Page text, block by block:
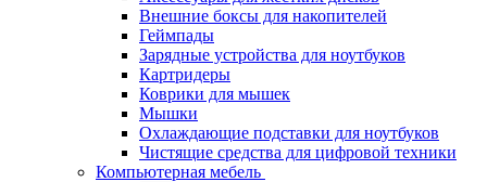
Внешние боксы для накопителей
Геймпады
Зарядные устройства для ноутбуков
Картридеры
Коврики для мышек
Мышки
Охлаждающие подставки для ноутбуков
Чистящие средства для цифровой техники
Компьютерная мебель